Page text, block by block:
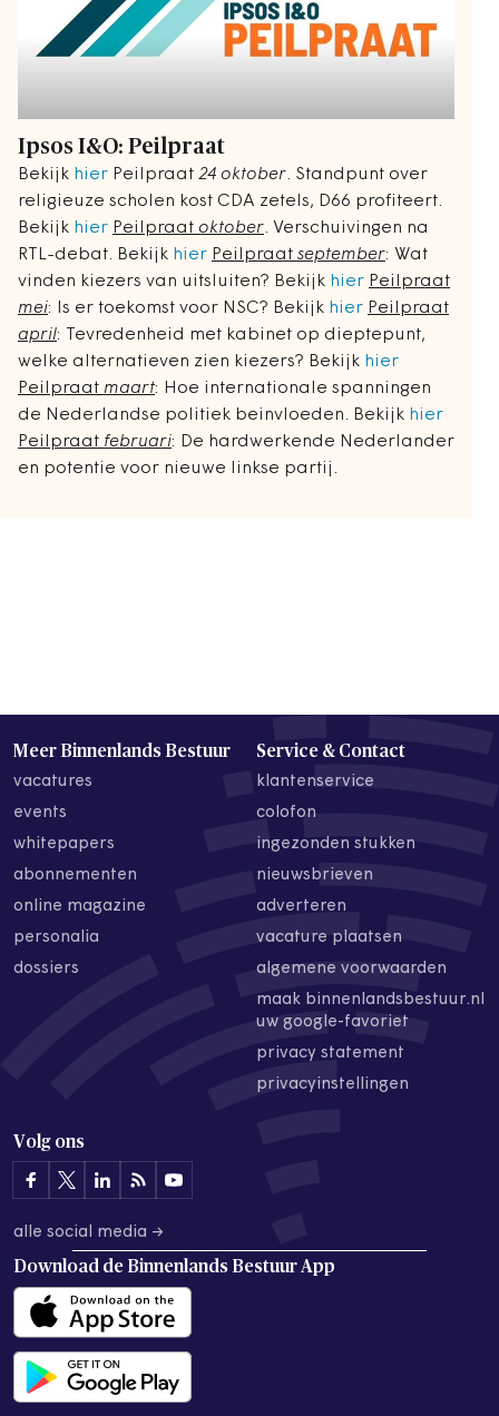
Ipsos I&O: Peilpraat
Bekijk hier Peilpraat 24 oktober. Standpunt over
religieuze scholen kost CDA zetels, D66 profiteert.
Bekijk hier Peilpraat oktober. Verschuivingen na
RTL-debat. Bekijk hier Peilpraat september: Wat
vinden kiezers van uitsluiten? Bekijk hier Peilpraat
mei: Is er toekomst voor NSC? Bekijk hier Peilpraat
april: Tevredenheid met kabinet op dieptepunt,
welke alternatieven zien kiezers? Bekijk hier
Peilpraat maart: Hoe internationale spanningen
de Nederlandse politiek beinvloeden. Bekijk hier
Peilpraat februari: De hardwerkende Nederlander
en potentie voor nieuwe linkse partij.
Meer Binnenlands Bestuur
vacatures
events
whitepapers
abonnementen
online magazine
personalia
dossiers
Service & Contact
klantenservice
colofon
ingezonden stukken
nieuwsbrieven
adverteren
vacature plaatsen
algemene voorwaarden
maak binnenlandsbestuur.nl
uw google-favoriet
privacy statement
privacyinstellingen
Volg ons
alle social media →
Download de Binnenlands Bestuur App